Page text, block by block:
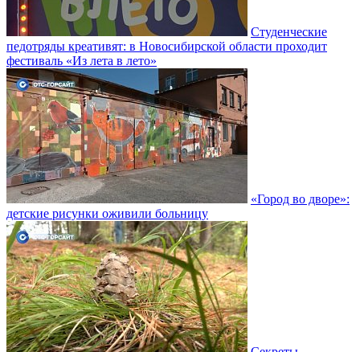
Студенческие
педотряды креативят: в Новосибирской области проходит
фестиваль «Из лета в лето»
«Город во дворе»:
детские рисунки оживили больницу